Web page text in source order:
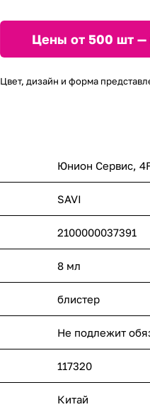
Цены от 500 шт —
Цвет, дизайн и форма
Юнион Сервис,
SAVI
2100000037391
8 мл
блистер
Не подлежит
117320
Китай